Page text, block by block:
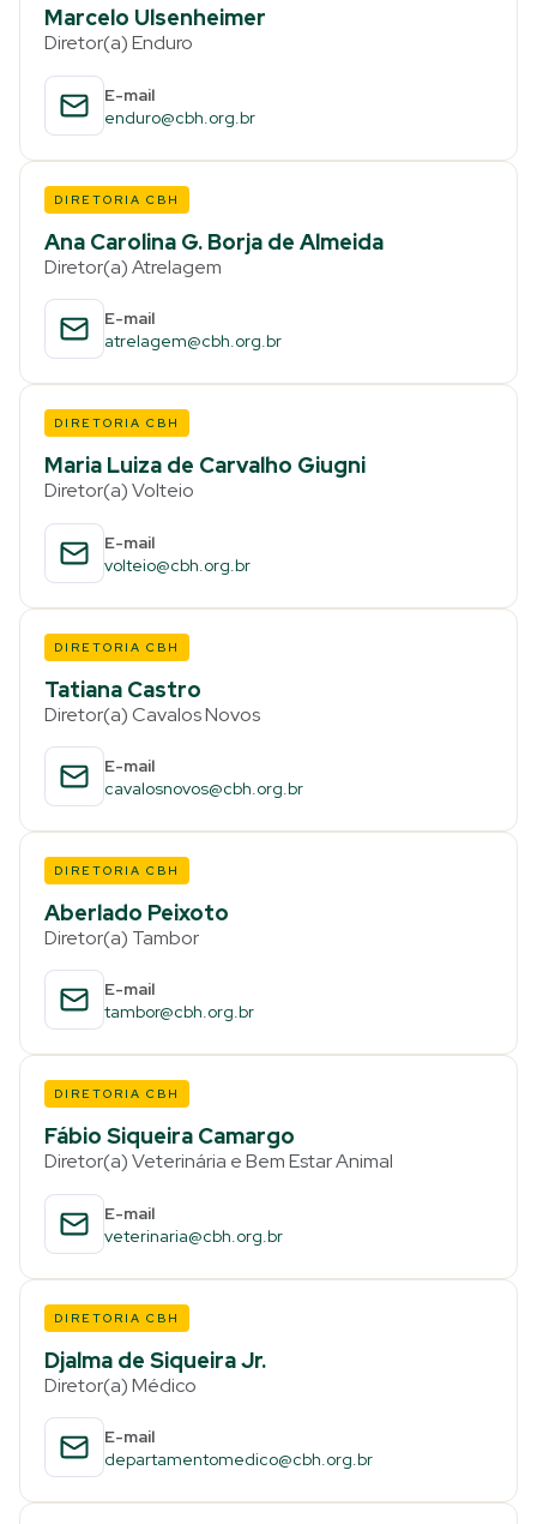
Marcelo Ulsenheimer
Diretor(a) Enduro
E-mail
enduro@cbh.org.br
DIRETORIA CBH
Ana Carolina G. Borja de Almeida
Diretor(a) Atrelagem
E-mail
atrelagem@cbh.org.br
DIRETORIA CBH
Maria Luiza de Carvalho Giugni
Diretor(a) Volteio
E-mail
volteio@cbh.org.br
DIRETORIA CBH
Tatiana Castro
Diretor(a) Cavalos Novos
E-mail
cavalosnovos@cbh.org.br
DIRETORIA CBH
Aberlado Peixoto
Diretor(a) Tambor
E-mail
tambor@cbh.org.br
DIRETORIA CBH
Fábio Siqueira Camargo
Diretor(a) Veterinária e Bem Estar Animal
E-mail
veterinaria@cbh.org.br
DIRETORIA CBH
Djalma de Siqueira Jr.
Diretor(a) Médico
E-mail
departamentomedico@cbh.org.br